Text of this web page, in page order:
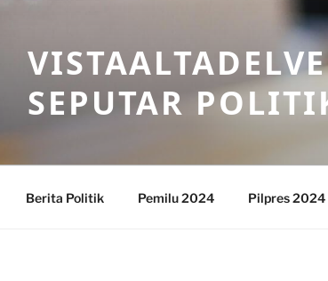
SEPUTAR
Berita Politik Pemilu 2024 Pilpres 2024